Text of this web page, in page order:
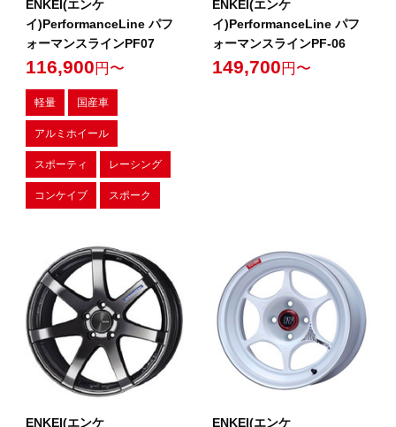
ENKEI(エンケ
イ)PerformanceLine パフ
ォーマンスラインPF07
116,900 円〜
軽量 国産車
アルミホイール
スポーティ レーシング
コンケイブ スポーク
ENKEI(エンケ
イ)PerformanceLine パフ
ォーマンスラインPF-06
149,700 円〜
ENKEI(エンケ
ENKEI(エンケ